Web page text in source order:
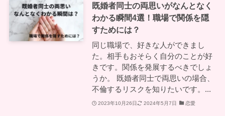
既婚者同士の両思いがなんとなく
わかる瞬間4選！職場で関係を隠
すためには？
同じ職場で、好きな人ができまし
た。相手もおそらく自分のことが好
きです。関係を発展するべきでしょ
うか。 既婚者同士で両思いの場合、
不倫するリスクを知りたいです。...
2023年10月26日 2024年5月7日 恋愛